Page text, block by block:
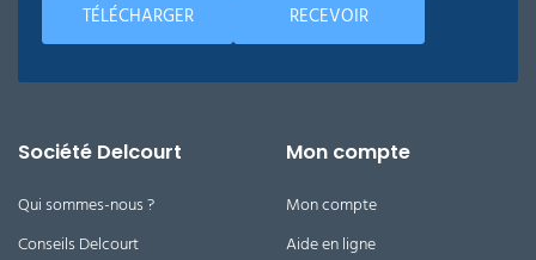
TÉLÉCHARGER RECEVOIR
Société Delcourt
Qui sommes-nous ?
Conseils Delcourt
Mon compte
Mon compte
Aide en ligne